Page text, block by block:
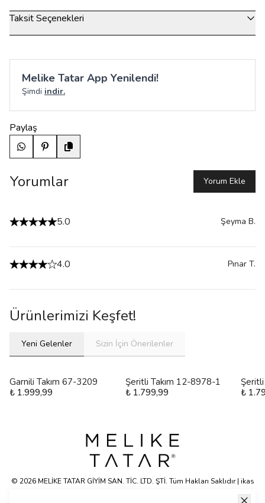
Taksit Seçenekleri
Melike Tatar App Yenilendi!
Şimdi indir.
Paylaş
Yorumlar Yorum Ekle
5.0 Şeyma B.
4.0 Pınar T.
Ürünlerimizi Keşfet!
Yeni Gelenler Sizin İçin Önerilenler
Garnili Takım 67-3209
₺ 1.999,99
Şeritli Takım 12-8978-1
₺ 1.799,99
₺
© 2026 MELİKE TATAR GİYİM SAN. TİC. LTD. ŞTİ. Tüm Hakları Saklıdır | ikas